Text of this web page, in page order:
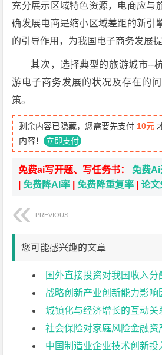
充分展示区域特色资源，电商应与
确发展电商是缩小区域差距的新引
的引导作用，为我国电子商务发展提
其次，选择典型的旅游城市--
游电子商务发展的状况及存在的
策。
剩余内容已隐藏，您需要先支付 10元
内容！ 立即支付
免费ai写开题、写任务书：免费Ai
|免费降AI率 |免费降重复率 |论文
PREVIOUS
您可能感兴趣的文章
国外直接投资对我国收入分配
战略创新产业创新能力影响
城镇化与经济增长的互动关系研究——以安徽省
社会保险对家庭风险金融资产投资的影响——基于中国家庭金
中国制造业企业技术创新投入对生产